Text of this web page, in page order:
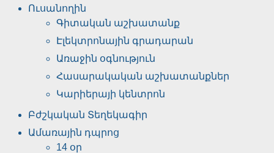
Ուսանողին
Գիտական աշխատանք
Էլեկտրոնային գրադարան
Առաջին օգնություն
Հասարակական աշխատանքներ
Կարիերայի կենտրոն
Բժշկական Տեղեկագիր
Ամառային դպրոց
14 օր